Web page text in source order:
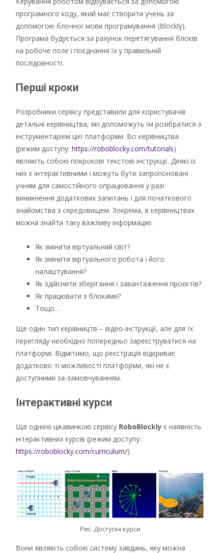
програмного коду, який має створити учень за
допомогою блочної мови програмування (Blockly).
Програма будується за рахунок перетягування блоків
на робоче поле і поєднання їх у правильній
послідовності.
Перші кроки
Розробники сервісу представили для користувачів
детальні керівництва, які допоможуть їм розібратися з
інструментарієм цієї платформи. Всі керівництва
(режим доступу: https://roboblocky.com/tutorials)
являють собою покрокові текстові інструкції. Деякі із
них є інтерактивними і можуть бути запропоновані
учням для самостійного опрацювання у разі
виникнення додаткових запитань і для початкового
знайомства з середовищем. Зокрема, в керівництвах
можна знайти таку важливу інформацію:
Як змінити віртуальний світ?
Як змінити віртуального робота і його
налаштування?
Як здійснити зберігання і завантаження проєктів?
Як працювати з блоками?
Тощо…
Ще один тип керівництв – відео-інструкції, але для їх
перегляду необхідно попередньо зареєструватися на
платформі. Відмітимо, що реєстрація відкриває
додатково ті можливості платформи, які не є
доступними за-замовчуванням.
Інтерактивні курси
Ще однією цікавинкою сервісу RoboBlockly є наявність
інтерактивних курсів (режим доступу:
https://roboblocky.com/curriculum/).
Рис. Доступні курси
Вони являють собою систему завдань, яку можна